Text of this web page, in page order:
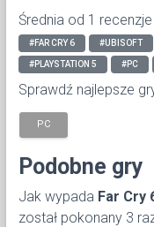
Średnia od 1 recenzje
#FAR CRY 6 #UBISOFT
#PLAYSTATION 5 #PC
Sprawdź najlepsze
PC
Podobne gry
Jak wypada Far Cry
został pokonany 3